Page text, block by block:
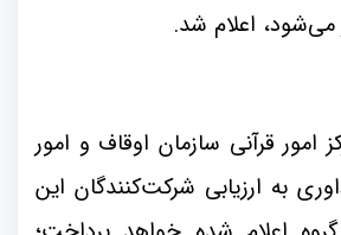
می‌شود، اعلام شد.
امور قرآنی سازمان اوقاف و امور
به ارزیابی شرکت‌کنندگان این